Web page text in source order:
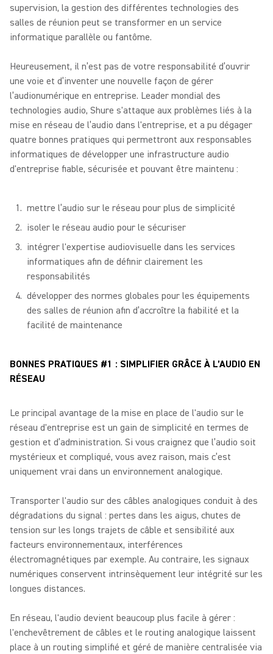
supervision, la gestion des différentes technologies des
salles de réunion peut se transformer en un service
informatique parallèle ou fantôme.
Heureusement, il n’est pas de votre responsabilité d’ouvrir
une voie et d’inventer une nouvelle façon de gérer
l’audionumérique en entreprise. Leader mondial des
technologies audio, Shure s'attaque aux problèmes liés à la
mise en réseau de l’audio dans l'entreprise, et a pu dégager
quatre bonnes pratiques qui permettront aux responsables
informatiques de développer une infrastructure audio
d'entreprise fiable, sécurisée et pouvant être maintenu :
mettre l’audio sur le réseau pour plus de simplicité
isoler le réseau audio pour le sécuriser
intégrer l'expertise audiovisuelle dans les services
informatiques afin de définir clairement les
responsabilités
développer des normes globales pour les équipements
des salles de réunion afin d’accroître la fiabilité et la
facilité de maintenance
BONNES PRATIQUES #1 : SIMPLIFIER GRÂCE À L’AUDIO EN
RÉSEAU
Le principal avantage de la mise en place de l'audio sur le
réseau d'entreprise est un gain de simplicité en termes de
gestion et d’administration. Si vous craignez que l’audio soit
mystérieux et compliqué, vous avez raison, mais c’est
uniquement vrai dans un environnement analogique.
Transporter l'audio sur des câbles analogiques conduit à des
dégradations du signal : pertes dans les aigus, chutes de
tension sur les longs trajets de câble et sensibilité aux
facteurs environnementaux, interférences
électromagnétiques par exemple. Au contraire, les signaux
numériques conservent intrinsèquement leur intégrité sur les
longues distances.
En réseau, l'audio devient beaucoup plus facile à gérer :
l'enchevêtrement de câbles et le routing analogique laissent
place à un routing simplifié et géré de manière centralisée via